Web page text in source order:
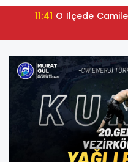
11:41 O İlçede